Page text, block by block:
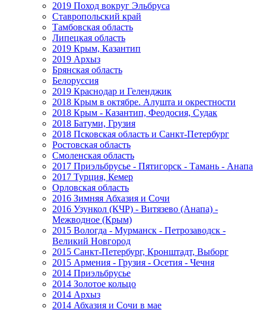
2019 Поход вокруг Эльбруса
Ставропольский край
Тамбовская область
Липецкая область
2019 Крым, Казантип
2019 Архыз
Брянская область
Белоруссия
2019 Краснодар и Геленджик
2018 Крым в октябре. Алушта и окрестности
2018 Крым - Казантип, Феодосия, Судак
2018 Батуми, Грузия
2018 Псковская область и Санкт-Петербург
Ростовская область
Смоленская область
2017 Приэльбрусье - Пятигорск - Тамань - Анапа
2017 Турция, Кемер
Орловская область
2016 Зимняя Абхазия и Сочи
2016 Узункол (КЧР) - Витязево (Анапа) -
Межводное (Крым)
2015 Вологда - Мурманск - Петрозаводск -
Великий Новгород
2015 Санкт-Петербург, Кронштадт, Выборг
2015 Армения - Грузия - Осетия - Чечня
2014 Приэльбрусье
2014 Золотое кольцо
2014 Архыз
2014 Абхазия и Сочи в мае